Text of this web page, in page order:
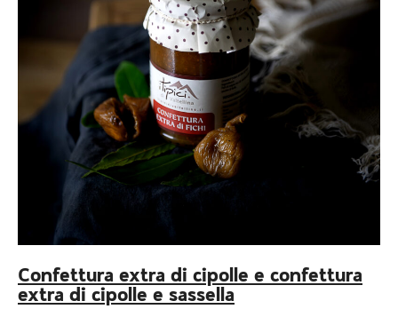
Confettura extra di cipolle e confettura
extra di cipolle e sassella